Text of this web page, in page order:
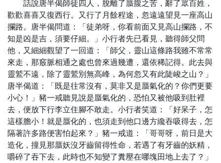
話說唐半偈師徒四人，脫離了蜃腹之苦，辭了眾百姓，
歡歡喜喜又復西行。又行了月餘程途，忽遠遠望見一座高山
攔路。唐半偈問道：「徒弟呀，你看前面又見高山攔路，不
知是凶是吉，須要仔細。」小行者先已看見，聽得師父問
他，又細細觀望了一回道：「師父，靈山這條路我雖不常常
來走，那竅脈相通之處也曾來過幾遭，還依稀記得。此去與
靈鷲不遠，除了靈鷲別無高峰，為何忽又有此陡峻之山？」
唐半偈道：「既是往常沒有，莫非又是蜃氣化的？你們更要
小心！」豬一戒聽見說是蜃氣化的，恐怕又被他吸到肚裡
去，便放下行李立住腳不敢走。小行者笑道：「好呆子，怎
這樣膽小！就是蜃化的，也須走到他口邊方纔吞吸得去，怎
隔著許多路便害怕起來？」豬一戒道：「哥哥呀，前日是大
造化，撞見那蜃妖沒牙齒留得性命，若遇了有牙齒的妖精，
嚼碎了吞下去，此時也不知變了糞壓在哪塊田地上去了？」